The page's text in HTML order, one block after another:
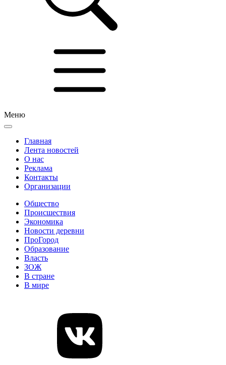
Меню
Главная
Лента новостей
О нас
Реклама
Контакты
Организации
Общество
Происшествия
Экономика
Новости деревни
ПроГород
Образование
Власть
ЗОЖ
В стране
В мире